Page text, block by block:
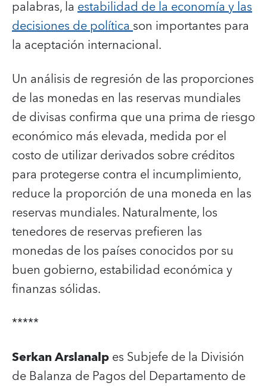
palabras, la estabilidad de la economía y las
decisiones de políticason importantes para
la aceptación internacional.
Un análisis de regresión de las proporciones
de las monedas en las reservas mundiales
de divisas confirma que una prima de riesgo
económico más elevada, medida por el
costo de utilizar derivados sobre créditos
para protegerse contra el incumplimiento,
reduce la proporción de una moneda en las
reservas mundiales. Naturalmente, los
tenedores de reservas prefieren las
monedas de los países conocidos por su
buen gobierno, estabilidad económica y
finanzas sólidas.
*****
Serkan Arslanalpes Subjefe de la División
de Balanza de Pagos del Departamento de